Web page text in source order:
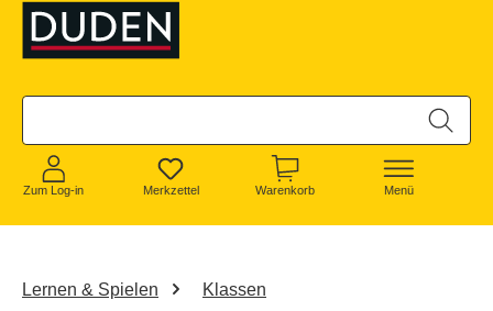
springen
Zum Log-in Merkzettel Warenkorb Menü
Lernen & Spielen Klassen